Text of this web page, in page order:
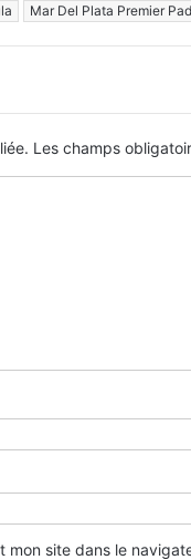
Mar Del Plata Premier
Les champs
mon site dans le